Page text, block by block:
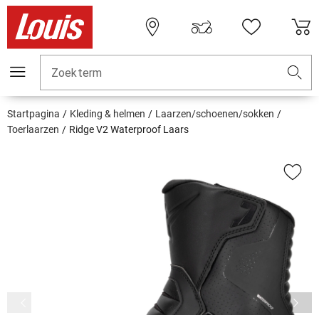
Zoekterm
Startpagina Kleding & helmen
Laarzen/schoenen/sokken
Toerlaarzen
Ridge V2 Waterproof Laars